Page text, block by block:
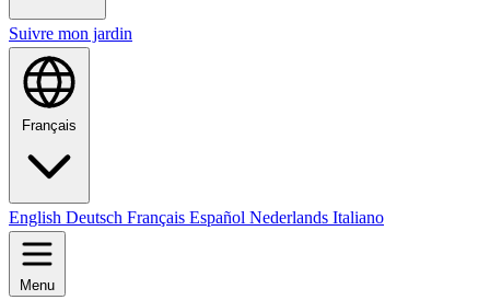
Suivre mon jardin
Français
English Deutsch Français Español Nederlands Italiano
Menu